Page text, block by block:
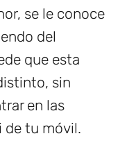
se le conoce
del
que esta
sin
en las
de tu móvil.